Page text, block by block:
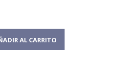
AL CARRITO